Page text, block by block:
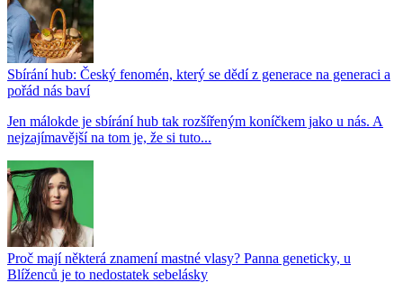
Sbírání hub: Český fenomén, který se dědí z generace na generaci a
pořád nás baví
Jen málokde je sbírání hub tak rozšířeným koníčkem jako u nás. A
nejzajímavější na tom je, že si tuto...
Proč mají některá znamení mastné vlasy? Panna geneticky, u
Blíženců je to nedostatek sebelásky